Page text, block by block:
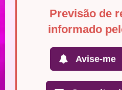
Previsão de
informado
Avise-me